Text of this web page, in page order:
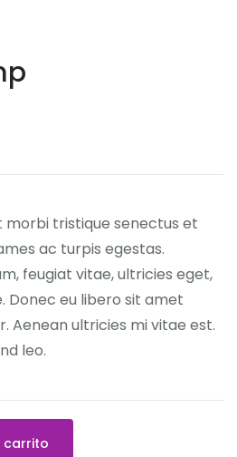
tristique senectus et
ac turpis egestas.
feugiat vitae, ultricies eget,
Donec eu libero sit amet
Aenean ultricies mi vitae est.
leo.
carrito